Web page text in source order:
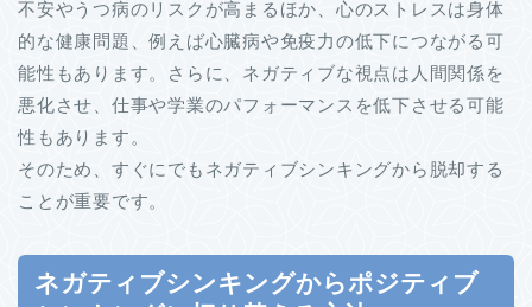
不安やうつ病のリスクが高まるほか、心のストレスは身体
的な健康問題、例えば心臓病や免疫力の低下につながる可
能性もあります。さらに、ネガティブな視点は人間関係を
悪化させ、仕事や学業のパフォーマンスを低下させる可能
性もあります。
そのため、すぐにでもネガティブシンキングから脱却する
ことが重要です。
ネガティブシンキングからポジティブ